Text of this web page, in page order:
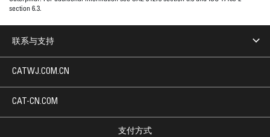
section 6.3.
联系与支持
支付方式
CATWJ.COM.CN
CAT-CN.COM